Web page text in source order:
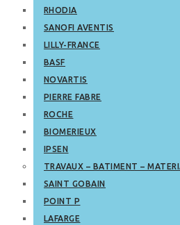
RHODIA
SANOFI AVENTIS
LILLY-FRANCE
BASF
NOVARTIS
PIERRE FABRE
ROCHE
BIOMERIEUX
IPSEN
TRAVAUX – BATIMENT –
SAINT GOBAIN
POINT P
LAFARGE